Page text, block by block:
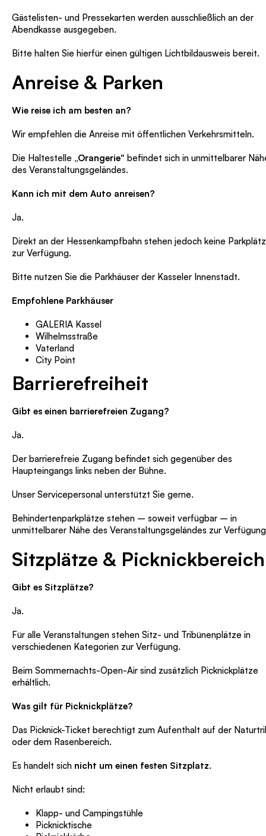
Gästelisten- und Pressekarten werden ausschließlich an der
Abendkasse ausgegeben.
Bitte halten Sie hierfür einen gültigen Lichtbildausweis bereit.
Anreise & Parken
Wie reise ich am besten an?
Wir empfehlen die Anreise mit öffentlichen Verkehrsmitteln.
Die Haltestelle „Orangerie" befindet sich in unmittelbarer
des Veranstaltungsgeländes.
Kann ich mit dem Auto anreisen?
Ja.
Direkt an der Hessenkampfbahn stehen jedoch keine
zur Verfügung.
Bitte nutzen Sie die Parkhäuser der Kasseler Innenstadt.
Empfohlene Parkhäuser
GALERIA Kassel
Wilhelmsstraße
Vaterland
City Point
Barrierefreiheit
Gibt es einen barrierefreien Zugang?
Ja.
Der barrierefreie Zugang befindet sich gegenüber des
Haupteingangs links neben der Bühne.
Unser Servicepersonal unterstützt Sie gerne.
Behindertenparkplätze stehen – soweit verfügbar – in
unmittelbarer Nähe des Veranstaltungsgeländes zur
Sitzplätze & Picknickbereich
Gibt es Sitzplätze?
Ja.
Für alle Veranstaltungen stehen Sitz- und Tribünenplätze in
verschiedenen Kategorien zur Verfügung.
Beim Sommernachts-Open-Air sind zusätzlich Picknickplätze
erhältlich.
Was gilt für Picknickplätze?
Das Picknick-Ticket berechtigt zum Aufenthalt auf der
oder dem Rasenbereich.
Es handelt sich nicht um einen festen Sitzplatz.
Nicht erlaubt sind:
Klapp- und Campingstühle
Picknicktische